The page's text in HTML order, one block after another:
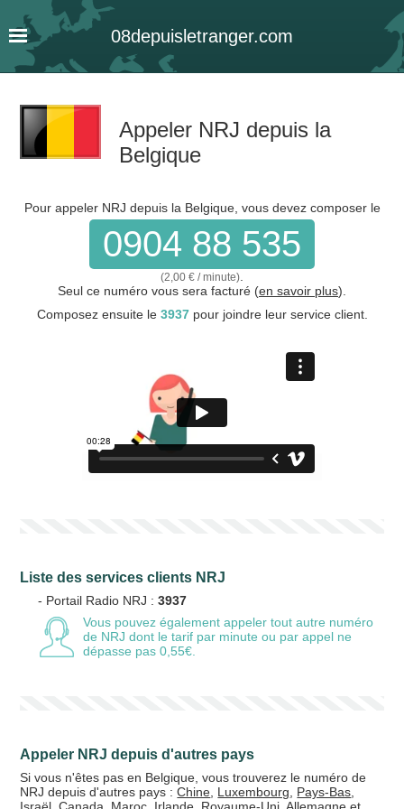
08depuisletranger.com
Appeler NRJ depuis la
Belgique
Pour appeler NRJ depuis la Belgique, vous devez composer le
0904 88 535
(2,00 € / minute)
Seul ce numéro vous sera facturé (en savoir plus).
Composez ensuite le 3937pour joindre leur service client.
Liste des services clients NRJ
- Portail Radio NRJ :3937
Vous pouvez également appeler tout autre numéro
de NRJ dont le tarif par minute ou par appel ne
dépasse pas 0,55€.
Appeler NRJ depuis d'autres pays
Si vous n'êtes pas en Belgique, vous trouverez le numéro de
NRJ depuis d'autres pays :Chine Luxembourg Pays-Bas